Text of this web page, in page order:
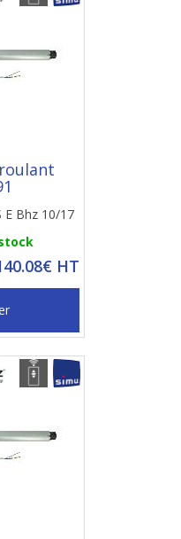
E Bhz 10/17
HT